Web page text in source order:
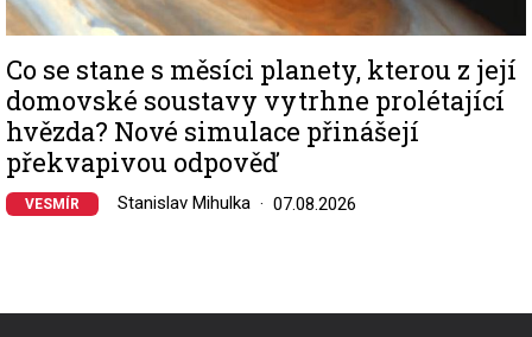
Co se stane s měsíci planety, kterou z její
domovské soustavy vytrhne prolétající
hvězda? Nové simulace přinášejí
překvapivou odpověď
VESMÍR Stanislav Mihulka 07.08.2026